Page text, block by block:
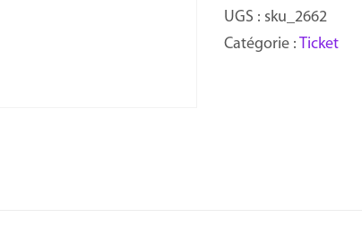
Ticket:
Niveau
UGS : sku_2662
Catégorie : Ticket